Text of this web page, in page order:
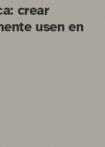
crear
usen en